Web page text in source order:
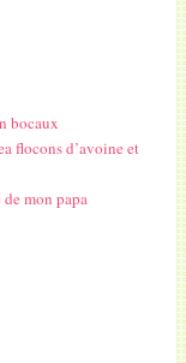
bocaux
flocons d’avoine et
mon papa